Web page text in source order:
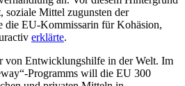
soziale Mittel zugunsten der
die EU-Kommissarin für Kohäsion,
erklärte.
von Entwicklungshilfe in der Welt. Im
Programms will die EU 300